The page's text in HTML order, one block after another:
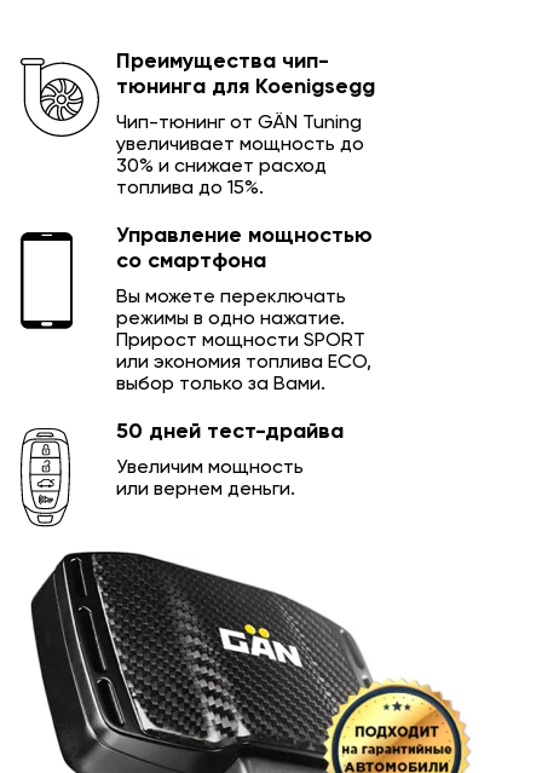
Преимущества чип-
тюнинга для Koenigsegg
Чип-тюнинг от GÄN Tuning
увеличивает мощность до
30% и снижает расход
топлива до 15%.
Управление мощностью
со смартфона
Вы можете переключать
режимы в одно нажатие.
Прирост мощности SPORT
или экономия топлива ECO,
выбор только за Вами.
50 дней тест-драйва
Увеличим мощность
или вернем деньги.